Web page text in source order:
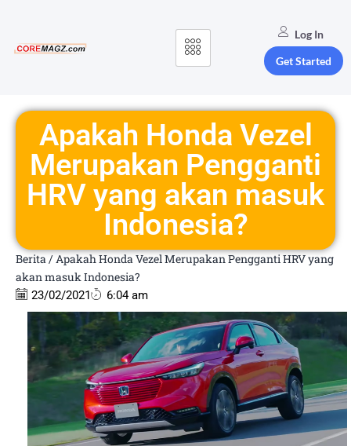
Log In
Get Started
Apakah Honda Vezel
Merupakan Pengganti
HRV yang akan masuk
Indonesia?
Berita / Apakah Honda Vezel Merupakan Pengganti HRV yang
akan masuk Indonesia?
23/02/2021 6:04 am